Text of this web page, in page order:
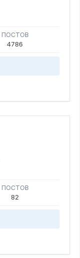
ПОСТОВ
4786
ПОСТОВ
82